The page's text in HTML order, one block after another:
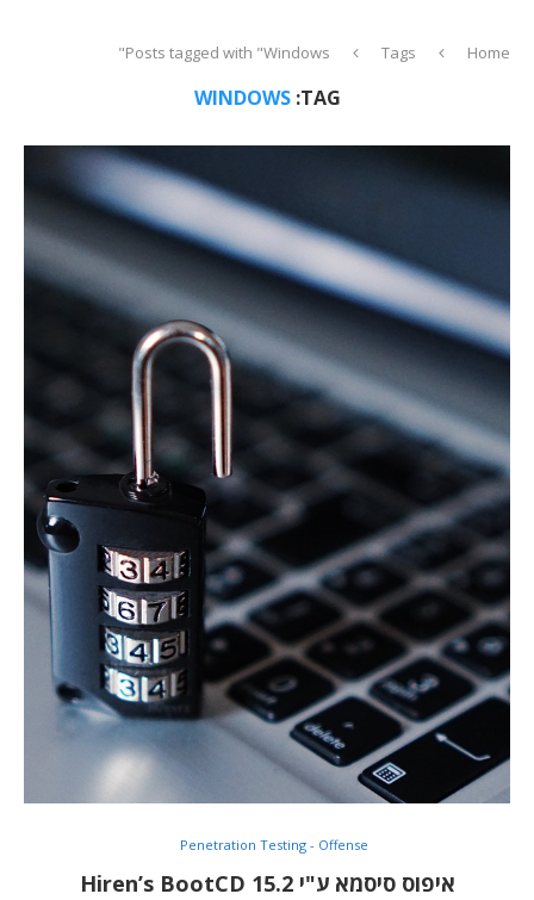
Home
Tags
Posts tagged with "Windows"
TAG:
WINDOWS
Penetration Testing - Offense
איפוס סיסמא ע"י Hiren’s BootCD 15.2